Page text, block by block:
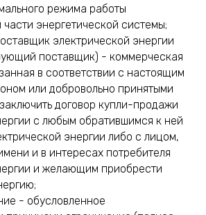
режима работы
энергетической системы;
электрической энергии
поставщик) - коммерческая
в соответствии с настоящим
или добровольно принятыми
договор купли-продажи
с любым обратившимся к ней
энергии либо с лицом,
и в интересах потребителя
и желающим приобрести
- обусловленное